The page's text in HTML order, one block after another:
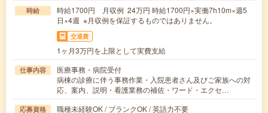
時給
時給1700円 月収例 24万円 時給1700円×実働7h10m×週5
日×4週 ※月収例を保証するものではありません。
交通費
1ヶ月3万円を上限として実費支給
仕事内容
医療事務・病院受付
病棟の診療に伴う事務作業・入院患者さん及びご家族への対
応、案内、説明・看護業務の補佐・ワード・エクセ…
応募資格 職種未経験OK / ブランクOK / 英語力不要